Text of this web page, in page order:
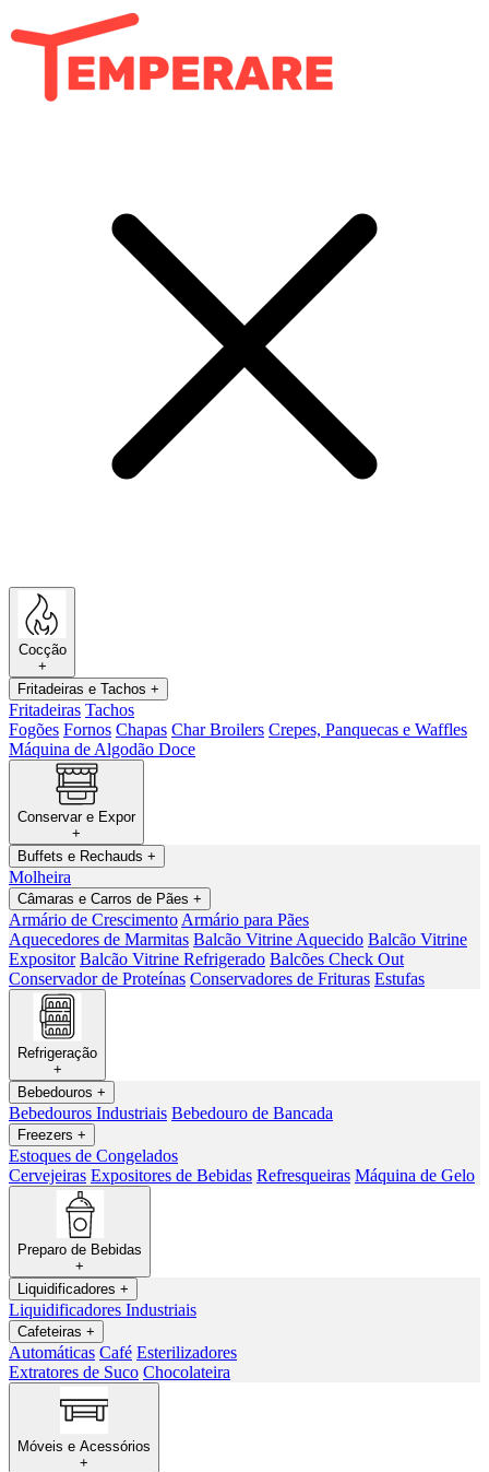
Cocção
+
Fritadeiras e Tachos +
Fritadeiras Tachos
Fogões Fornos Chapas Char Broilers Crepes, Panquecas e Waffles
Máquina de Algodão Doce
Conservar e Expor
+
Buffets e Rechauds +
Molheira
Câmaras e Carros de Pães +
Armário de Crescimento Armário para Pães
Aquecedores de Marmitas Balcão Vitrine Aquecido Balcão Vitrine
Expositor Balcão Vitrine Refrigerado Balcões Check Out
Conservador de Proteínas Conservadores de Frituras Estufas
Refrigeração
+
Bebedouros +
Bebedouros Industriais Bebedouro de Bancada
Freezers +
Estoques de Congelados
Cervejeiras Expositores de Bebidas Refresqueiras Máquina de Gelo
Preparo de Bebidas
+
Liquidificadores +
Liquidificadores Industriais
Cafeteiras +
Automáticas Café Esterilizadores
Extratores de Suco Chocolateira
Móveis e Acessórios
+